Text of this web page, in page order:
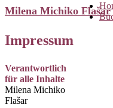
Milena Michiko Flašar
Impressum
Verantwortlich
für alle Inhalte
Milena Michiko
Flašar